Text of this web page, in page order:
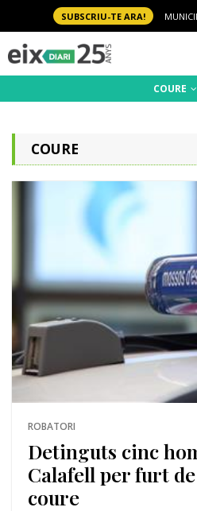
SUBSCRIU-TE ARA!
COURE
COURE
ROBATORI
Detinguts cinc
Calafell per furt
coure